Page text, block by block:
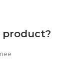
product?